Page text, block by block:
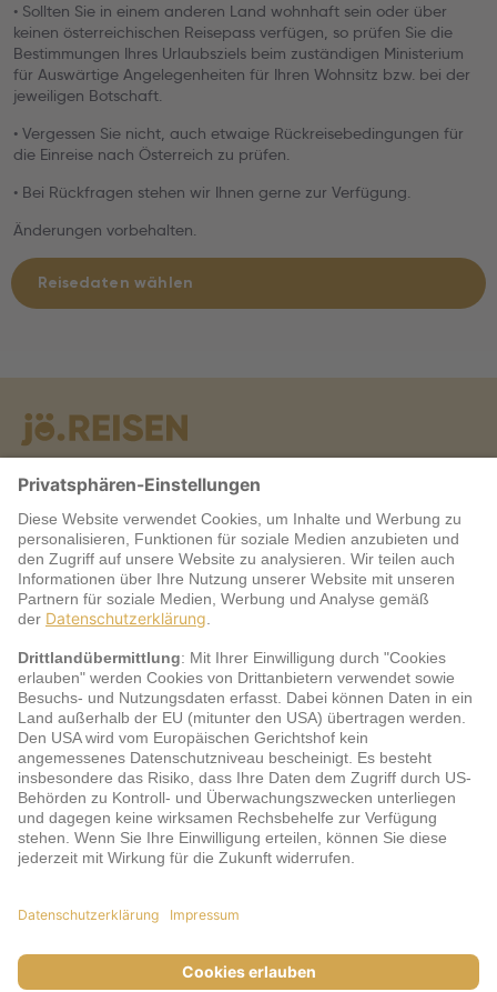
• Sollten Sie in einem anderen Land wohnhaft sein oder über
keinen österreichischen Reisepass verfügen, so prüfen Sie die
Bestimmungen Ihres Urlaubsziels beim zuständigen Ministerium
für Auswärtige Angelegenheiten für Ihren Wohnsitz bzw. bei der
jeweiligen Botschaft.
• Vergessen Sie nicht, auch etwaige Rückreisebedingungen für
die Einreise nach Österreich zu prüfen.
• Bei Rückfragen stehen wir Ihnen gerne zur Verfügung.
Änderungen vorbehalten.
Reisedaten wählen
Warum jö?
Service
jö Bonus Club Partner
Zahlungsarten & Sicherheit
AGB